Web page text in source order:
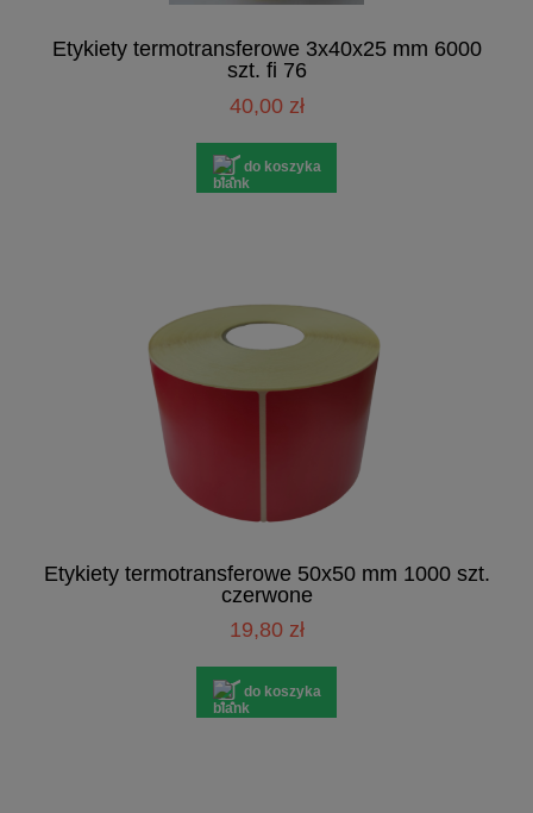
Etykiety termotransferowe 3x40x25 mm 6000
szt. fi 76
40,00 zł
do koszyka
Etykiety termotransferowe 50x50 mm 1000 szt.
czerwone
19,80 zł
do koszyka